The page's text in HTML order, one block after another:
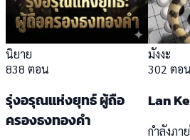
นิยาย
838 ตอน
รุ่งอรุณแห่งยุทธ์ ผู้ถือ
ครองธงทองคำ
มังงะ
302 ตอน
Lan
กำลังภา